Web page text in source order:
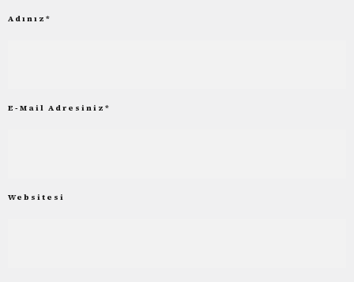
Adınız *
E-Mail Adresiniz *
Websitesi